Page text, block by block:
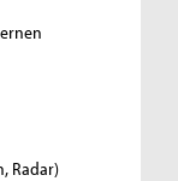
Radar)